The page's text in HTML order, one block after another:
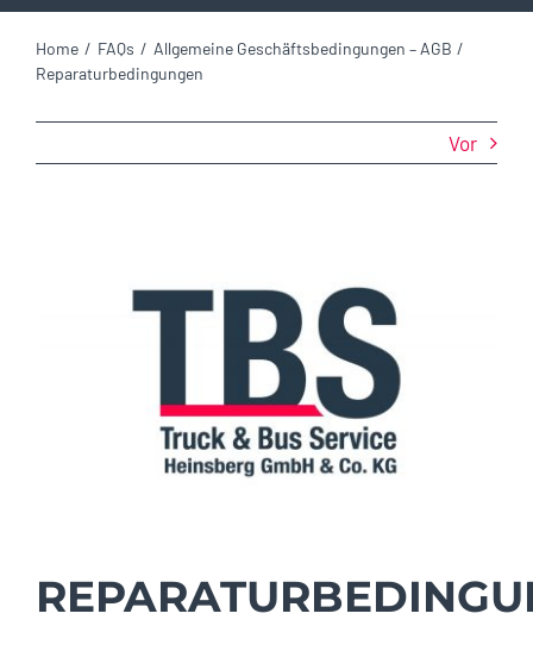
Home FAQs
Allgemeine Geschäftsbedingungen – AGB
Reparaturbedingungen
Vor